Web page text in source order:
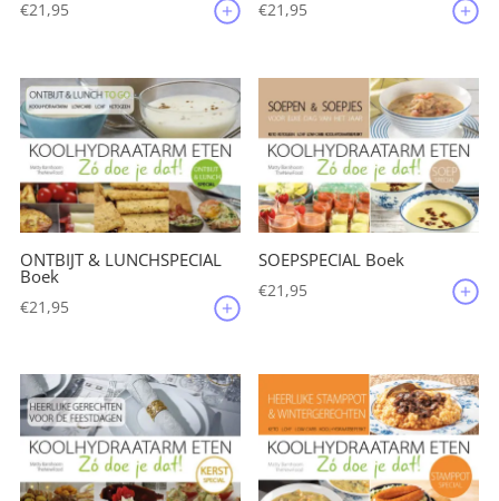
€21,95 €21,95
ONTBIJT & LUNCHSPECIAL
Boek
€21,95
SOEPSPECIAL Boek
€21,95